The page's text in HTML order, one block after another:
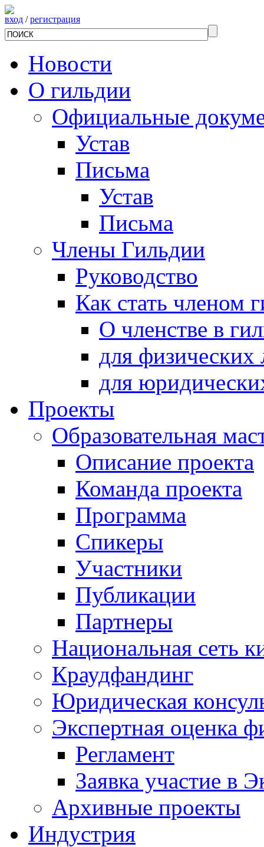
вход /регистрация
Новости
О гильдии
Официальные
Устав
Письма
Устав
Письма
Члены Гильдии
Руководство
Как стать членом
О членстве в
для физических
для
Проекты
Образовательная
Описание проекта
Команда проекта
Программа
Спикеры
Участники
Публикации
Партнеры
Национальная сеть
Краудфандинг
Юридическая
Экспертная оценка
Регламент
Заявка участие в
Архивные проекты
Индустрия